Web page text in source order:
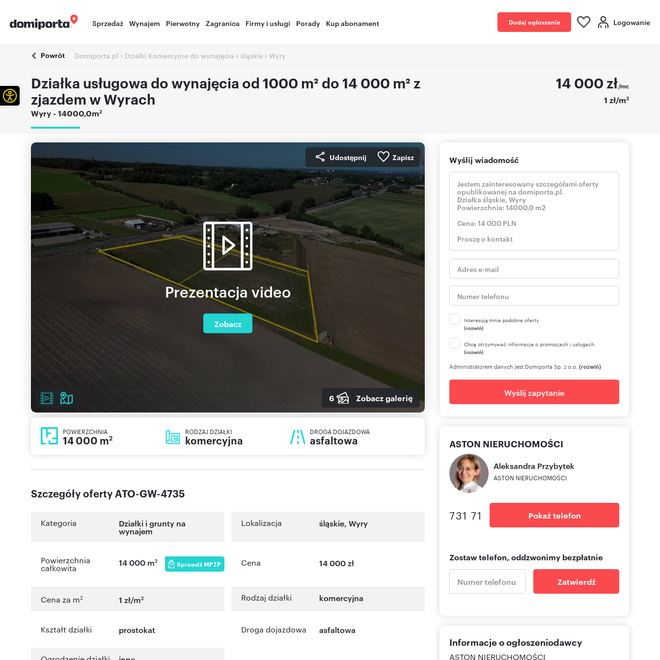
Sprzedaż Wynajem Pierwotny Zagranica Firmy i usługi Porady Kup abonament Dodaj ogłoszenie Logowanie
Powrót Domiporta.pl › Działki Komercyjne do wynajęcia › śląskie › Wyry
Działka usługowa do wynajęcia od 1000 m² do 14 000 m² z
zjazdem w Wyrach
Wyry - 14000,0m2
14 000 zł/mc
1 zł/m2
Udostępnij Zapisz
Prezentacja video
Zobacz
6 Zobacz galerię
POWIERZCHNIA
14 000 m2
RODZAJ DZIAŁKI
komercyjna
DROGA DOJAZDOWA
asfaltowa
Szczegóły oferty ATO-GW-4735
Kategoria Działki i grunty na
wynajem
Lokalizacja śląskie,Wyry
Powierzchnia
całkowita
14 000 m2 Sprawdź MPZP Cena 14 000 zł
Cena za m2 1 zł/m2 Rodzaj działki komercyjna
Kształt działki prostokat Droga dojazdowa asfaltowa
Wyślij wiadomość
Interesują mnie podobne oferty
(rozwiń)
Chcę otrzymywać informacje o promocjach i usługach.
(rozwiń)
Administratorem danych jest Domiporta Sp. z o.o. (rozwiń)
Wyślij zapytanie
ASTON NIERUCHOMOŚCI
Aleksandra Przybytek
ASTON NIERUCHOMOŚCI
731 71 Pokaż telefon
Zostaw telefon, oddzwonimy bezpłatnie
Zatwierdź
Informacje o ogłoszeniodawcy
ASTON NIERUCHOMOŚCI
Otwórz pasek narzędzi